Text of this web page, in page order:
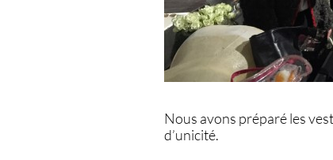
Nous avons préparé les
d’unicité.